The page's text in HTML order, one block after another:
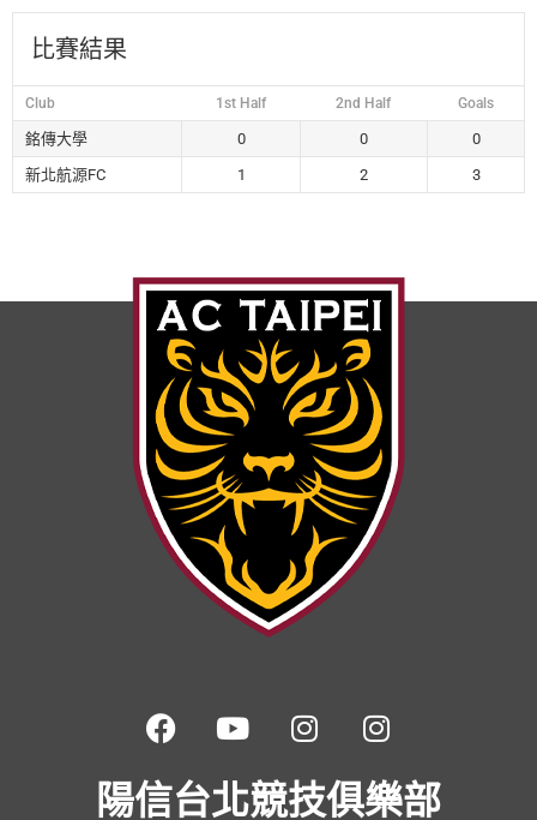
比賽結果
Club 1st Half 2nd Half Goals
銘傳大學 0 0
0
新北航源FC
1 2 3
陽信台北競技俱樂部